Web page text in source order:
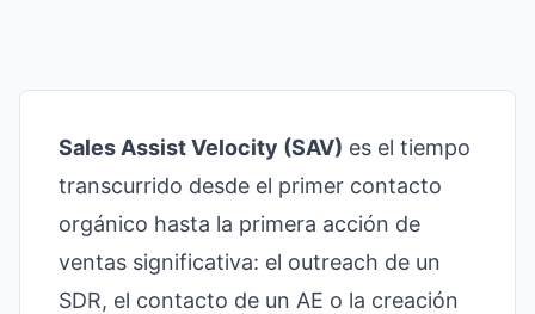
Sales Assist Velocity (SAV) es el tiempo
transcurrido desde el primer contacto
orgánico hasta la primera acción de
ventas significativa: el outreach de un
SDR, el contacto de un AE o la creación